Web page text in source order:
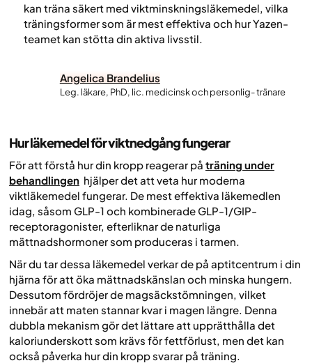
kan träna säkert med viktminskningsläkemedel, vilka
träningsformer som är mest effektiva och hur Yazen-
teamet kan stötta din aktiva livsstil.
Angelica Brandelius
Leg. läkare, PhD, lic. medicinsk och personlig- tränare
Hur läkemedel för viktnedgång fungerar
För att förstå hur din kropp reagerar på träning under
behandlingen hjälper det att veta hur moderna
viktläkemedel fungerar. De mest effektiva läkemedlen
idag, såsom GLP-1 och kombinerade GLP-1/GIP-
receptoragonister, efterliknar de naturliga
mättnadshormoner som produceras i tarmen.
När du tar dessa läkemedel verkar de på aptitcentrum i din
hjärna för att öka mättnadskänslan och minska hungern.
Dessutom fördröjer de magsäckstömningen, vilket
innebär att maten stannar kvar i magen längre. Denna
dubbla mekanism gör det lättare att upprätthålla det
kaloriunderskott som krävs för fettförlust, men det kan
också påverka hur din kropp svarar på träning.